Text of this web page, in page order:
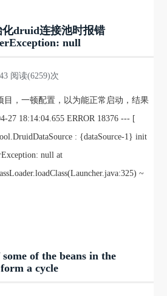
druid连接池时报错
null
阅读(6259)次
目，一顿配置，以为能正常启动，结果
27 18:14:04.655 ERROR 18376 --- [
: {dataSource-1} init
null at
~
of the beans in the
a cycle